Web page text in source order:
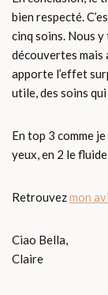
bien respecté.
cinq soins. Nous
découvertes mais
apporte l’effet
utile, des soins
En top 3 comme
yeux, en 2 le
Retrouvezmon
Ciao Bella,
Claire